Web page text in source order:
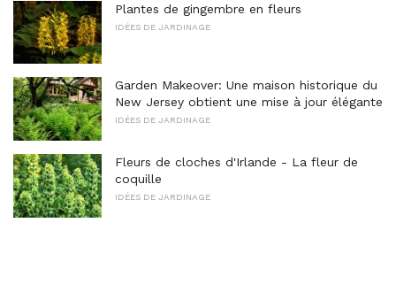
Plantes de gingembre en fleurs
IDÉES DE JARDINAGE
Garden Makeover: Une maison historique du
New Jersey obtient une mise à jour élégante
IDÉES DE JARDINAGE
Fleurs de cloches d'Irlande - La fleur de
coquille
IDÉES DE JARDINAGE